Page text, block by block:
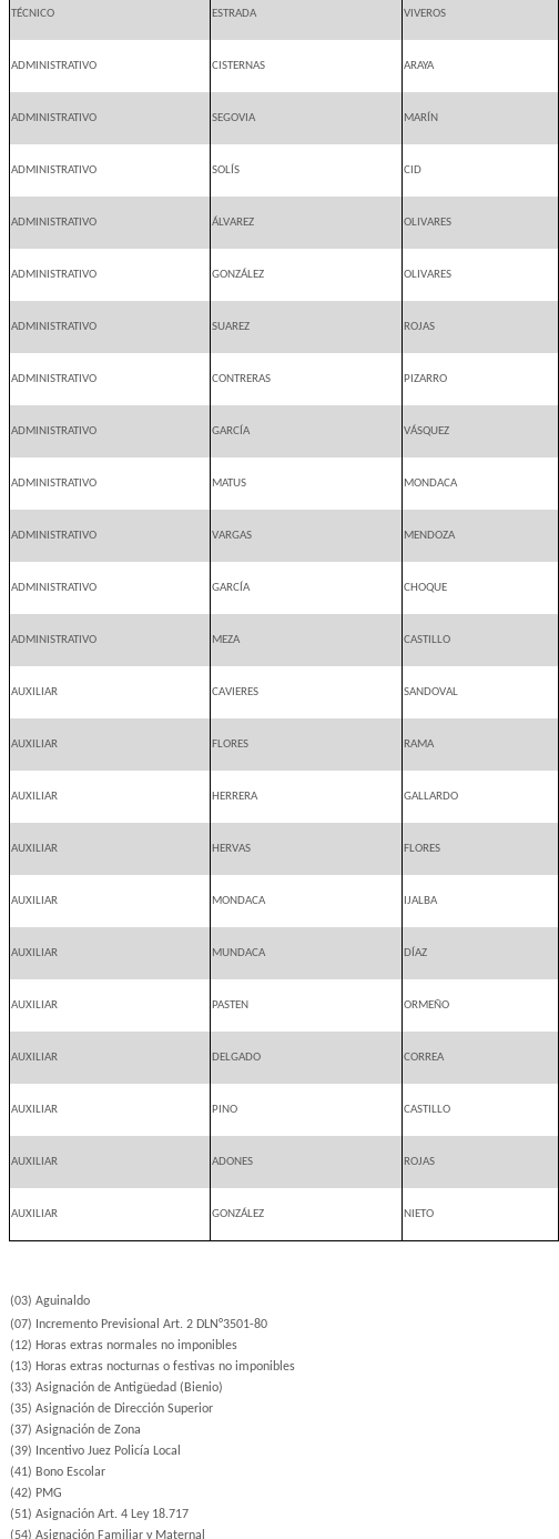
TÉCNICO ESTRADA VIVEROS
ADMINISTRATIVO CISTERNAS ARAYA
ADMINISTRATIVO SEGOVIA MARÍN
ADMINISTRATIVO SOLÍS CID
ADMINISTRATIVO ÁLVAREZ OLIVARES
ADMINISTRATIVO GONZÁLEZ OLIVARES
ADMINISTRATIVO SUAREZ ROJAS
ADMINISTRATIVO CONTRERAS PIZARRO
ADMINISTRATIVO GARCÍA VÁSQUEZ
ADMINISTRATIVO MATUS MONDACA
ADMINISTRATIVO VARGAS MENDOZA
ADMINISTRATIVO GARCÍA CHOQUE
ADMINISTRATIVO MEZA CASTILLO
AUXILIAR CAVIERES SANDOVAL
AUXILIAR FLORES RAMA
AUXILIAR HERRERA GALLARDO
AUXILIAR HERVAS FLORES
AUXILIAR MONDACA IJALBA
AUXILIAR MUNDACA DÍAZ
AUXILIAR PASTEN ORMEÑO
AUXILIAR DELGADO CORREA
AUXILIAR PINO CASTILLO
AUXILIAR ADONES ROJAS
AUXILIAR GONZÁLEZ NIETO
(03) Aguinaldo
(07) Incremento Previsional Art. 2 DLN°3501-80
(12) Horas extras normales no imponibles
(13) Horas extras nocturnas o festivas no imponibles
(33) Asignación de Antigüedad (Bienio)
(35) Asignación de Dirección Superior
(37) Asignación de Zona
(39) Incentivo Juez Policía Local
(41) Bono Escolar
(42) PMG
(51) Asignación Art. 4 Ley 18.717
(54) Asignación Familiar y Maternal